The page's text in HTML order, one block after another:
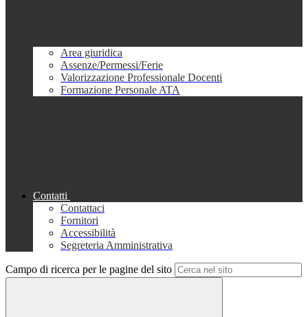
Area giuridica
Assenze/Permessi/Ferie
Valorizzazione Professionale Docenti
Formazione Personale ATA
Contatti
Contattaci
Fornitori
Accessibilità
Segreteria Amministrativa
Campo di ricerca per le pagine del sito